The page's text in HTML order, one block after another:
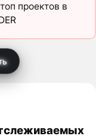
проектов в